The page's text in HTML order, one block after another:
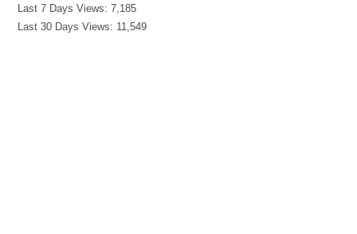
Last 7 Days Views:7,185
Last 30 Days Views: 11,549